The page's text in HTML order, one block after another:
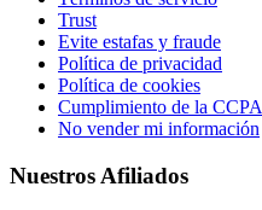
Trust
Evite estafas y fraude
Política de privacidad
Política de cookies
Cumplimiento de la CCPA
No vender mi información
Nuestros Afiliados